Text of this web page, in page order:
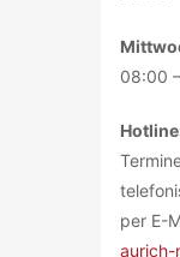
08:00
per E-
aurich-